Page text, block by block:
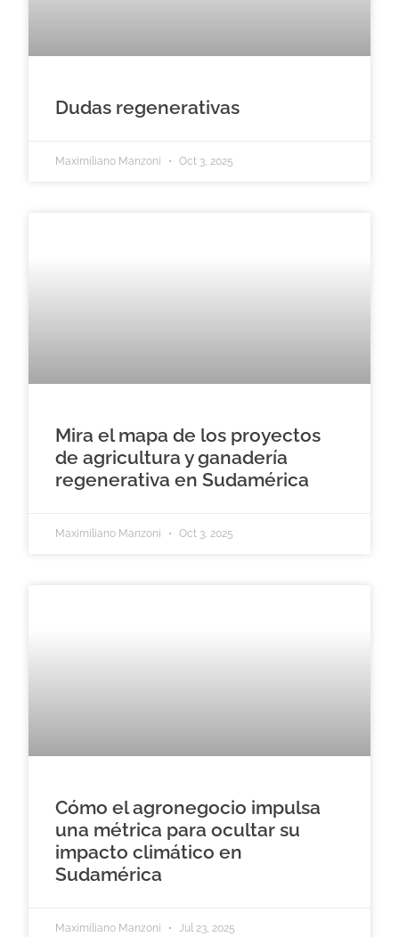
Dudas regenerativas
Maximiliano Manzoni Oct 3, 2025
Mira el mapa de los proyectos
de agricultura y ganadería
regenerativa en Sudamérica
Maximiliano Manzoni Oct 3, 2025
Cómo el agronegocio impulsa
una métrica para ocultar su
impacto climático en
Sudamérica
Maximiliano Manzoni Jul 23, 2025